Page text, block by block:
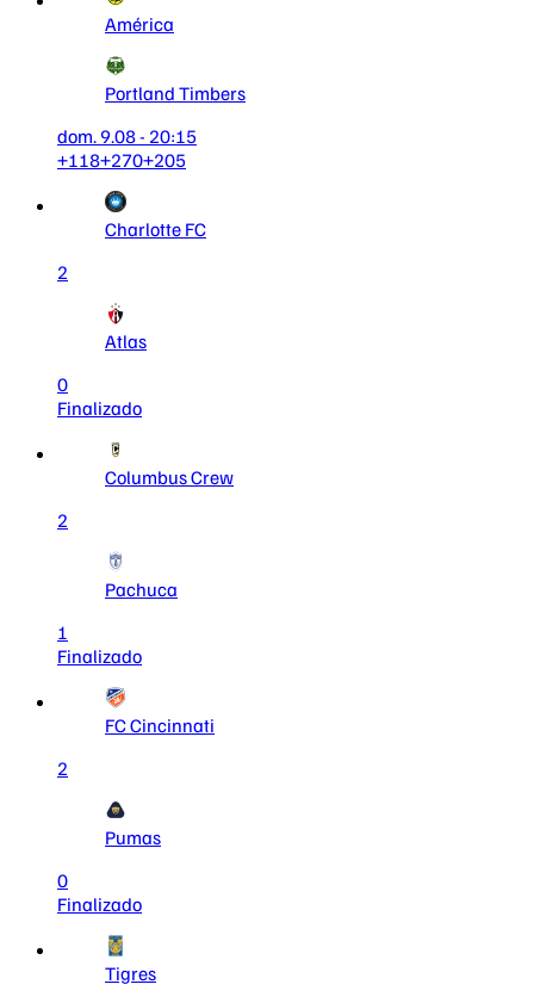
América
Portland Timbers
dom. 9.08 - 20:15
+118+270+205
Charlotte FC
2
Atlas
0
Finalizado
Columbus Crew
2
Pachuca
1
Finalizado
FC Cincinnati
2
Pumas
0
Finalizado
Tigres